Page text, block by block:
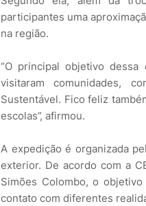
participantes uma
na região.
“O principal objetivo
visitaram comunidades,
Sustentável. Fico feliz
escolas”, afirmou.
A expedição é organizada
exterior. De acordo com a
Simões Colombo, o
contato com diferentes